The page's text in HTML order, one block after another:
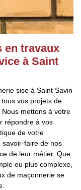
en travaux
à Saint
sise à Saint Savin
vos projets de
Nous mettons à votre
répondre à vos
de votre
savoir-faire de nos
de leur métier. Que
ou plus complexe,
de maçonnerie se